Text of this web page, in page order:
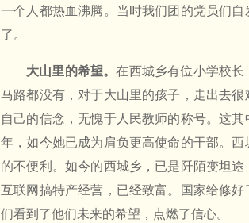
一个人都热血沸腾。当时我们团的党员们
了。
大山里的希望。在西城乡有位小学校
马路都没有，对于大山里的孩子，走出去
自己的信念，无愧于人民教师的称号。这
年，如今她已成为肩负更高使命的干部。
的不便利。如今的西城乡，已是阡陌变坦
互联网搞特产经营，已经致富。国家给修
们看到了他们未来的希望，点燃了信心。